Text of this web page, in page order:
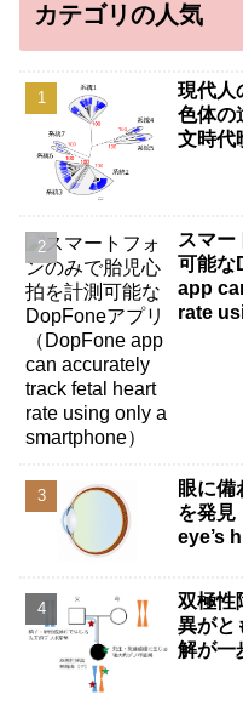
カテゴリの人気
現代人
色体の
文時代
スマー
可能
app
rate
眼に備
を発
eye’s
双極性
異がと
解が一